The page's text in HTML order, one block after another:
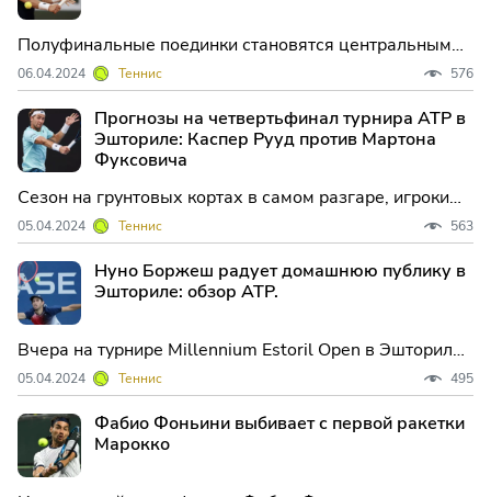
Полуфинальные поединки становятся центральным
событием на турнире ATP Estoril Open в субботу. Два
самых сильных сеяных игрока все еще борются за
титул, но два аутсайдера обрели свою прежнюю
форму и приблизились к трофею настолько близко.
06.04.2024 Теннис 576
Прогнозы на четвертьфинал турнира ATP в
Эшториле: Каспер Рууд против Мартона
Фуксовича
Сезон на грунтовых кортах в самом разгаре, игроки
сражаются на турнире ATP Estoril.
05.04.2024 Теннис 563
Нуно Боржеш радует домашнюю публику в
Эшториле: обзор ATP.
Вчера на турнире Millennium Estoril Open в Эшториле,
Португалия, местный фаворит Нуно Боржеш сумел
удивить болельщиков, обыграв итальянца Лоренцо
Мусетти, посеянного под третьим номером, со счётом
7-6(4), 6-3 и выйти в четвертьфинал.
05.04.2024 Теннис 495
Фабио Фоньини выбивает с первой ракетки
Марокко